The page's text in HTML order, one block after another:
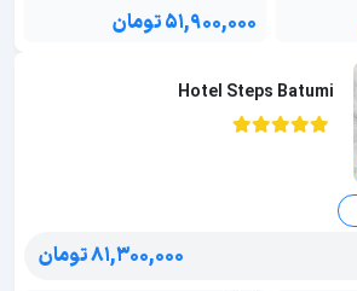
۵۱,۹۰۰,۰۰۰ تومان
Hotel Steps Batumi
۸۱,۳۰۰,۰۰۰ تومان